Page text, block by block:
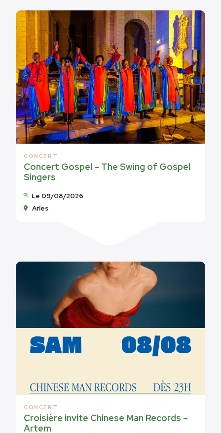
CONCERT
Concert Gospel – The Swing of Gospel
Singers
Le 09/08/2026
Arles
CONCERT
Croisière invite Chinese Man Records –
Artem